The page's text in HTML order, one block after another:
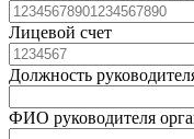
Лицевой счет
Должность
ФИО руководителя